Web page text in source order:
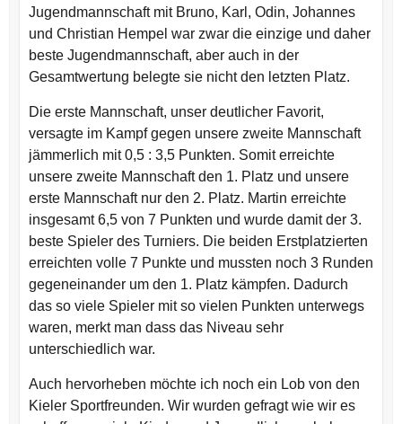
Jugendmannschaft mit Bruno, Karl, Odin, Johannes
und Christian Hempel war zwar die einzige und daher
beste Jugendmannschaft, aber auch in der
Gesamtwertung belegte sie nicht den letzten Platz.
Die erste Mannschaft, unser deutlicher Favorit,
versagte im Kampf gegen unsere zweite Mannschaft
jämmerlich mit 0,5 : 3,5 Punkten. Somit erreichte
unsere zweite Mannschaft den 1. Platz und unsere
erste Mannschaft nur den 2. Platz. Martin erreichte
insgesamt 6,5 von 7 Punkten und wurde damit der 3.
beste Spieler des Turniers. Die beiden Erstplatzierten
erreichten volle 7 Punkte und mussten noch 3 Runden
gegeneinander um den 1. Platz kämpfen. Dadurch
das so viele Spieler mit so vielen Punkten unterwegs
waren, merkt man dass das Niveau sehr
unterschiedlich war.
Auch hervorheben möchte ich noch ein Lob von den
Kieler Sportfreunden. Wir wurden gefragt wie wir es